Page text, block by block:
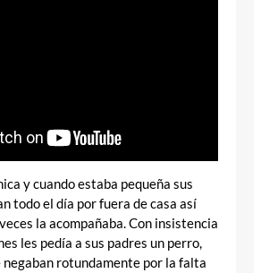
y cuando estaba pequeña sus
todo el día por fuera de casa así
la acompañaba. Con insistencia
les pedía a sus padres un perro,
negaban rotundamente por la falta